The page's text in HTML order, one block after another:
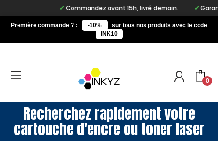
Commandez avant 15h, livré demain.
Première commande ? : -10%
sur tous nos produits avec le code
INK10
0
Recherchez rapidement votre
cartouche d'encre ou toner laser